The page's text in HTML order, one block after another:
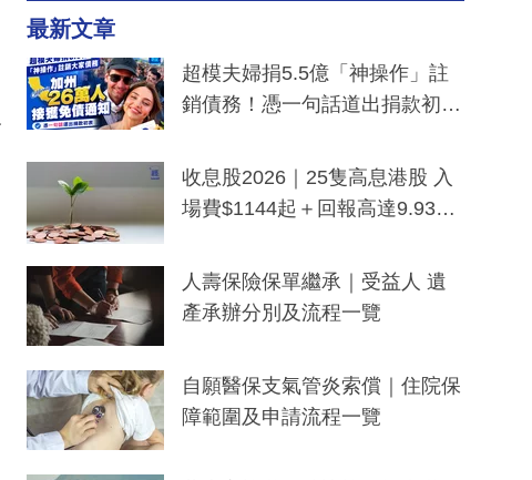
最新文章
超模夫婦捐5.5億「神操作」註
銷債務！憑一句話道出捐款初
一度被誤當詐騙手段
收息股2026｜25隻高息港股 入
場費$1144起＋回報高達9.93
人壽保險保單繼承｜受益人 遺
產承辦分別及流程一覽
自願醫保支氣管炎索償｜住院保
障範圍及申請流程一覽